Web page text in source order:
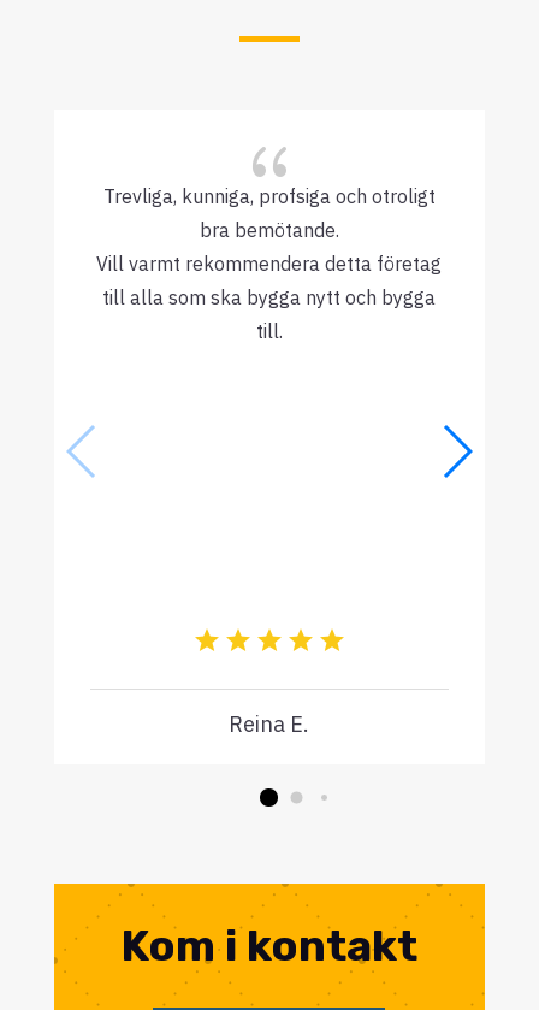
{
Trevliga, kunniga, profsiga och otroligt
bra bemötande.
Vill varmt rekommendera detta företag
till alla som ska bygga nytt och bygga
till.
Reina E.
Kom i kontakt